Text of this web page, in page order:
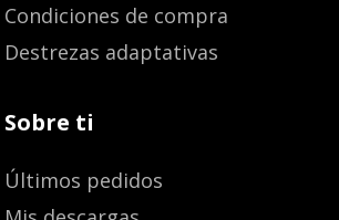
Condiciones de compra
Destrezas adaptativas
Sobre ti
Últimos pedidos